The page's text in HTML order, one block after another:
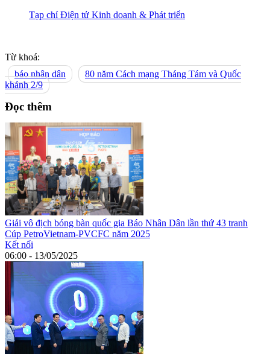
Tạp chí Điện tử Kinh doanh & Phát triển
Từ khoá:
báo nhân dân
80 năm Cách mạng Tháng Tám và Quốc
khánh 2/9
Đọc thêm
Giải vô địch bóng bàn quốc gia Báo Nhân Dân lần thứ 43 tranh
Cúp PetroVietnam-PVCFC năm 2025
Kết nối
06:00 - 13/05/2025